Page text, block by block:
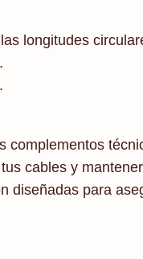
longitudes
complementos
cables y
diseñadas para